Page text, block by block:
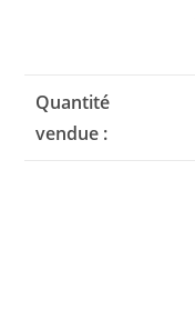
Quantité
vendue :